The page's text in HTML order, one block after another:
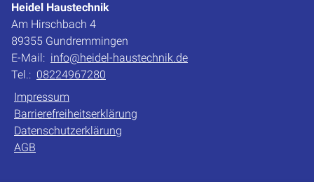
Heidel Haustechnik
Am Hirschbach 4
89355 Gundremmingen
E-Mail: info@heidel-haustechnik.de
Tel.: 08224967280
Impressum
Barrierefreiheitserklärung
Datenschutzerklärung
AGB